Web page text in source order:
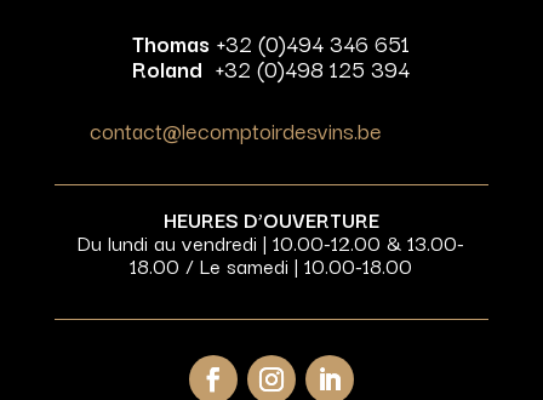
Thomas +32 (0)494 346 651
Roland +32 (0)498 125 394
contact@lecomptoirdesvins.be
HEURES D’OUVERTURE
Du lundi au vendredi | 10.00-12.00 & 13.00-
18.00 / Le samedi | 10.00-18.00